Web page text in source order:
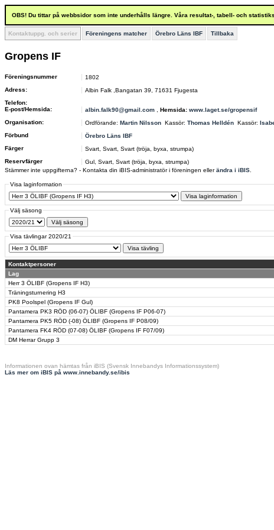
OBS! Du tittar på webbsidor som inte underhålls längre. Våra resultat-, tabell- och
Kontaktuppg. och serier Föreningens matcher Örebro Läns IBF Tillbaka
Gropens IF
Föreningsnummer
1802
Adress:
Albin Falk ,Bangatan 39, 71631 Fjugesta
Telefon:
E-post/Hemsida:
albin.falk90@gmail.com Hemsida: www.laget.se/gropensif
Organisation:
Ordförande: Martin Nilsson Kassör: Thomas Helldén Kassör:
Förbund
Örebro Läns IBF
Färger
Svart, Svart, Svart (tröja, byxa, strumpa)
Reservfärger
Gul, Svart, Svart (tröja, byxa, strumpa)
Stämmer inte uppgifterna? - Kontakta din iBIS-administratör i föreningen ellerändra i iBIS
Visa laginformation
Välj säsong
Visa tävlingar 2020/21
Kontaktpersoner
Lag
Herr 3 ÖLIBF (Gropens IF H3)
Träningsturnering H3
PK8 Poolspel (Gropens IF Gul)
Pantamera PK3 RÖD (06-07) ÖLIBF (Gropens IF P06-07)
Pantamera PK5 RÖD (-08) ÖLIBF (Gropens IF P08/09)
Pantamera FK4 RÖD (07-08) ÖLIBF (Gropens IF F07/09)
DM Herrar Grupp 3
Informationen ovan hämtas från iBIS (Svensk Innebandys Informationssystem)
Läs mer om iBIS på www.innebandy.se/ibis